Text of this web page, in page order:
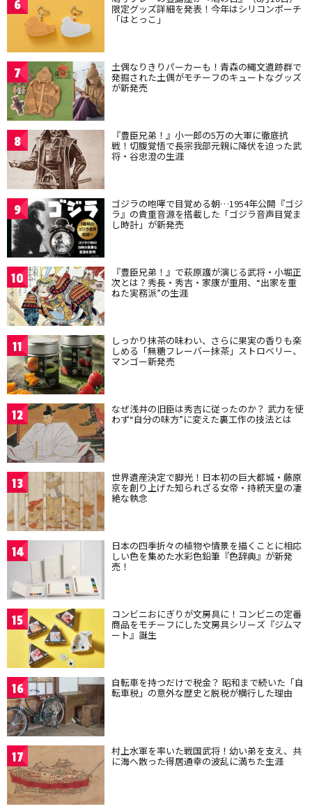
6 限定グッズ詳細を発表！今年はシリコンポーチ
「はとっこ」
7 土偶なりきりパーカーも！青森の縄文遺跡群で
発掘された土偶がモチーフのキュートなグッズ
が新発売
8 『豊臣兄弟！』小一郎の5万の大軍に徹底抗
戦！切腹覚悟で長宗我部元親に降伏を迫った武
将・谷忠澄の生涯
9 ゴジラの咆哮で目覚める朝…1954年公開『ゴジ
ラ』の貴重音源を搭載した「ゴジラ音声目覚ま
し時計」が新発売
10 『豊臣兄弟！』で萩原護が演じる武将・小堀正
次とは？秀長・秀吉・家康が重用、“出家を重
ねた実務派”の生涯
11 しっかり抹茶の味わい、さらに果実の香りも楽
しめる「無糖フレーバー抹茶」ストロベリー、
マンゴー新発売
12 なぜ浅井の旧臣は秀吉に従ったのか？ 武力を使
わず“自分の味方”に変えた裏工作の技法とは
13 世界遺産決定で脚光！日本初の巨大都城・藤原
京を創り上げた知られざる女帝・持統天皇の凄
絶な執念
14 日本の四季折々の植物や情景を描くことに相応
しい色を集めた水彩色鉛筆『色辞典』が新発
売！
15 コンビニおにぎりが文房具に！コンビニの定番
商品をモチーフにした文房具シリーズ『ジムマ
ート』誕生
16 自転車を持つだけで税金？ 昭和まで続いた「自
転車税」の意外な歴史と脱税が横行した理由
17 村上水軍を率いた戦国武将！幼い弟を支え、共
に海へ散った得居通幸の波乱に満ちた生涯